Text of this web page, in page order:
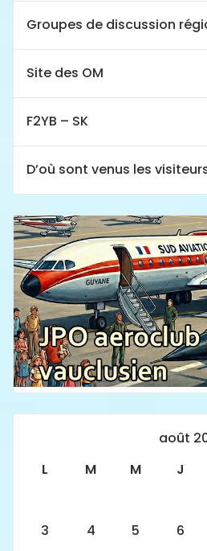
Groupes de discussion
Site des OM
F2YB – SK
D’où sont venus les
août
L
M M J
3
4 5 6